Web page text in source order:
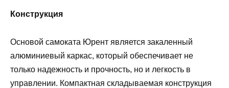
Конструкция
Основой самоката Юрент является закаленный
алюминиевый каркас, который обеспечивает не
только надежность и прочность, но и легкость в
управлении. Компактная складываемая конструкция